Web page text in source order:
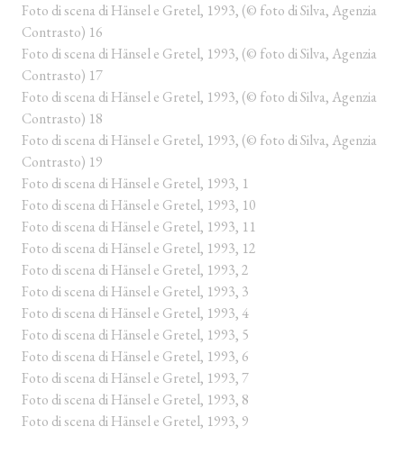
Foto di scena di Hänsel e Gretel, 1993, (© foto di Silva, Agenzia
Contrasto) 16
Foto di scena di Hänsel e Gretel, 1993, (© foto di Silva, Agenzia
Contrasto) 17
Foto di scena di Hänsel e Gretel, 1993, (© foto di Silva, Agenzia
Contrasto) 18
Foto di scena di Hänsel e Gretel, 1993, (© foto di Silva, Agenzia
Contrasto) 19
Foto di scena di Hänsel e Gretel, 1993, 1
Foto di scena di Hänsel e Gretel, 1993, 10
Foto di scena di Hänsel e Gretel, 1993, 11
Foto di scena di Hänsel e Gretel, 1993, 12
Foto di scena di Hänsel e Gretel, 1993, 2
Foto di scena di Hänsel e Gretel, 1993, 3
Foto di scena di Hänsel e Gretel, 1993, 4
Foto di scena di Hänsel e Gretel, 1993, 5
Foto di scena di Hänsel e Gretel, 1993, 6
Foto di scena di Hänsel e Gretel, 1993, 7
Foto di scena di Hänsel e Gretel, 1993, 8
Foto di scena di Hänsel e Gretel, 1993, 9